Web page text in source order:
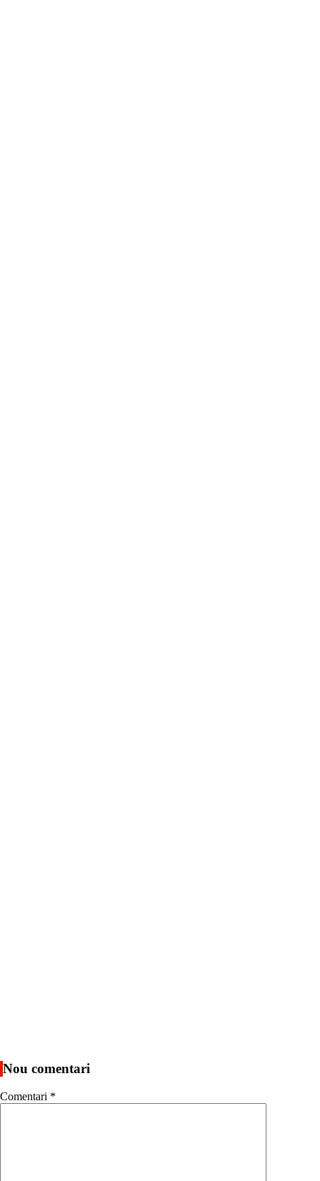
Nou comentari
Comentari *